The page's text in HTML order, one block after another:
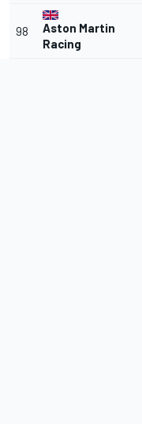
98
Aston Martin
Racing